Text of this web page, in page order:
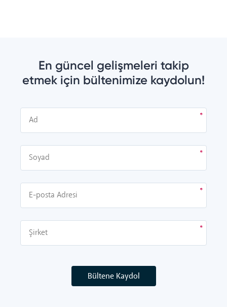
En güncel gelişmeleri takip
etmek için bültenimize kaydolun!
Bültene Kaydol